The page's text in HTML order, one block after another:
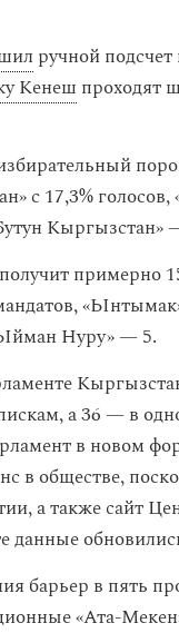
ручной
Кенеш проходят
с 17,3%
примерно
Нуру» — 5.
а 36 — в
в новом
в обществе,
а также сайт
данные
барьер в пять
«Ата-